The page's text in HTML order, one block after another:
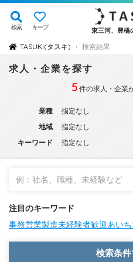
検索 キープ 東三河、豊橋
TASUKI(タスキ) › 検索結果
求人・企業を探す
5件の求人・企業
業種 指定なし
地域
指定なし
キーワード
指定なし
注目のキーワード
事務営業製造未経験者歓迎あい
検索条